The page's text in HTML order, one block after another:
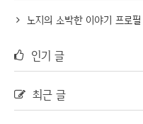
노지의 소박한 이야기 프로필
인기 글
최근 글